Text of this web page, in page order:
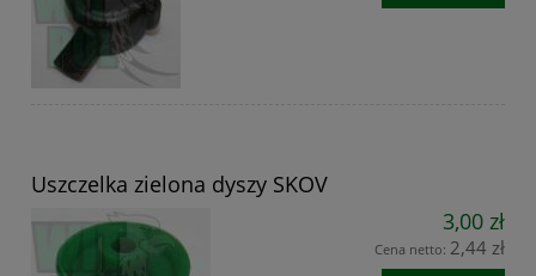
Uszczelka zielona dyszy SKOV
3,00 zł
Cena netto: 2,44 zł